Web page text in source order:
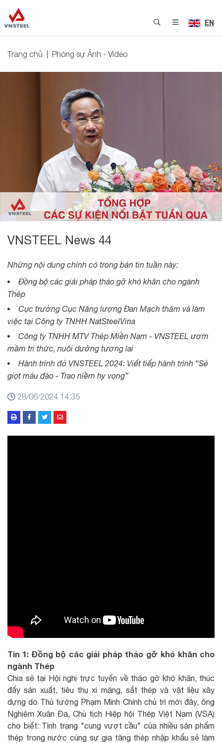
EN
Trang chủ Phóng sự Ảnh - Video
VNSTEEL News 44
Những nội dung chính có trong bản tin tuần này:
Đồng bộ các giải pháp tháo gỡ khó khăn cho ngành
Thép
Cục trưởng Cục Năng lượng Đan Mạch thăm và làm
việc tại Công ty TNHH NatSteelVina
Công ty TNHH MTV Thép Miền Nam - VNSTEEL ươm
mầm tri thức, nuôi dưỡng tương lai
Hành trình đỏ VNSTEEL 2024: Viết tiếp hành trình “Sẻ
giọt máu đào - Trao niềm hy vọng”
28/06/2024 14:35
Tin 1: Đồng bộ các giải pháp tháo gỡ khó khăn cho
ngành Thép
Chia sẻ tại Hội nghị trực tuyến về tháo gỡ khó khăn, thúc
đẩy sản xuất, tiêu thụ xi măng, sắt thép và vật liệu xây
dựng do Thủ tướng Phạm Minh Chính chủ trì mới đây, ông
Nghiêm Xuân Đa, Chủ tịch Hiệp hội Thép Việt Nam (VSA)
cho biết: Tình trạng "cung vượt cầu" của nhiều sản phẩm
thép trong nước cùng sự gia tăng thép nhập khẩu sẽ làm